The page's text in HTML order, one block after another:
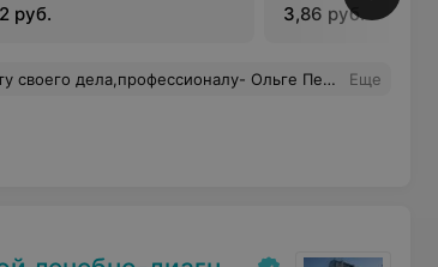
руб.
3,86 руб.
грамотно объяснила, что предстоит сделать, ответила на вопросы и после операции сама проводила перевязки и необходимые манипуляции... УСПЕХОВ ВАМ, БЛАГОПОЛУЧИЯ И ЖЕНСКОГО СЧАСТЬЯ!!! Еще